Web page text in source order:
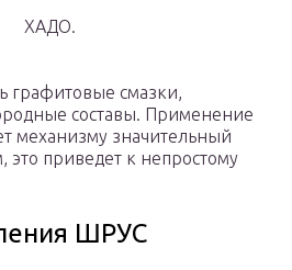
ХАДО.
графитовые смазки,
составы. Применение
механизму значительный
приведет к непростому
ШРУС